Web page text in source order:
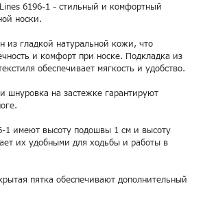
6196-1 - стильный и комфортный
носки.
из гладкой натуральной кожи, что
и комфорт при носке. Подкладка из
обеспечивает мягкость и удобство.
шнуровка на застежке гарантируют
1 имеют высоту подошвы 1 см и высоту
их удобными для ходьбы и работы в
пятка обеспечивают дополнительный